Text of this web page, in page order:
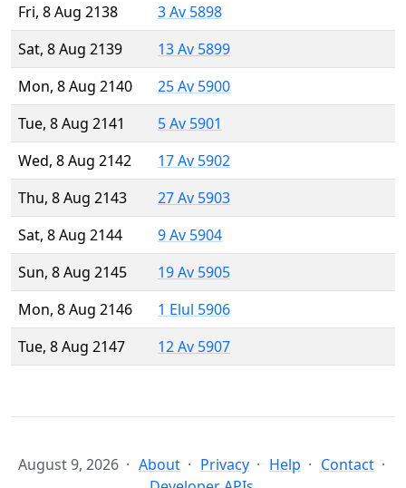
Fri, 8 Aug 2138
3 Av 5898
Sat, 8 Aug 2139
13 Av 5899
Mon, 8 Aug 2140
25 Av 5900
Tue, 8 Aug 2141
5 Av 5901
Wed, 8 Aug 2142
17 Av 5902
Thu, 8 Aug 2143
27 Av 5903
Sat, 8 Aug 2144
9 Av 5904
Sun, 8 Aug 2145
19 Av 5905
Mon, 8 Aug 2146
1 Elul 5906
Tue, 8 Aug 2147
12 Av 5907
August 9, 2026 About Privacy Help
Contact